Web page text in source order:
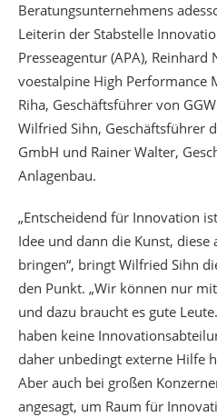
Beratungsunternehmens
Leiterin der Stabstelle
Presseagentur (APA),
voestalpine High Performance
Riha, Geschäftsführer von
Wilfried Sihn, Geschäftsführer
GmbH und Rainer Walter,
Anlagenbau.
„Entscheidend für Innovation
Idee und dann die Kunst,
bringen“, bringt Wilfried Sihn
den Punkt. „Wir können nur
und dazu braucht es gute
haben keine
daher unbedingt externe Hilfe
Aber auch bei großen
angesagt, um Raum für